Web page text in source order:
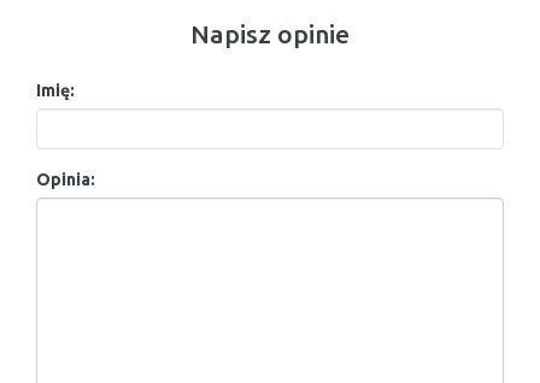
Napisz opinie
Imię:
Opinia: